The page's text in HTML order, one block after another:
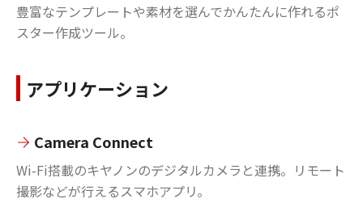
豊富なテンプレートや素材を選んでかんたんに作れるポ
スター作成ツール。
アプリケーション
Camera Connect
Wi-Fi搭載のキヤノンのデジタルカメラと連携。リモート
撮影などが行えるスマホアプリ。